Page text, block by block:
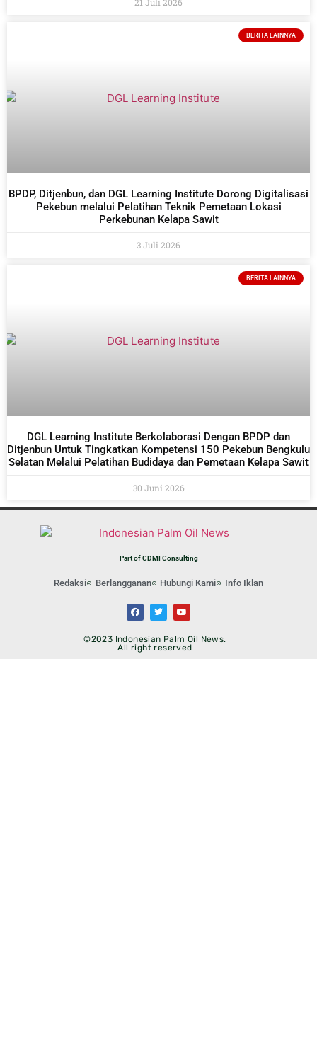
21 Juli 2026
BERITA LAINNYA
BPDP, Ditjenbun, dan DGL Learning Institute Dorong Digitalisasi
Pekebun melalui Pelatihan Teknik Pemetaan Lokasi
Perkebunan Kelapa Sawit
3 Juli 2026
BERITA LAINNYA
DGL Learning Institute Berkolaborasi Dengan BPDP dan
Ditjenbun Untuk Tingkatkan Kompetensi 150 Pekebun Bengkulu
Selatan Melalui Pelatihan Budidaya dan Pemetaan Kelapa Sawit
30 Juni 2026
Part of CDMI Consulting
Redaksi Berlangganan Hubungi Kami Info Iklan
©2023 Indonesian Palm Oil News.
All right reserved